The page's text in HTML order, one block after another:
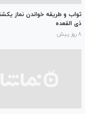
ثواب و طریقه خواندن نماز
ذی القعده
۸ روز پیش